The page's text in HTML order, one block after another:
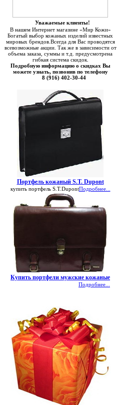
Уважаемые клиенты!
В нашем Интернет магазине «Мир Кожи»
Богатый выбор кожаных изделий известных
мировых брендов.Всегда для Вас проводятся
всевозможные акции. Так же в зависимости от
объема заказа, суммы и т.д. предусмотрена
гибкая система скидок.
Подробную информацию о скидках Вы
можете узнать, позвонив по телефону
8 (916) 402-30-44
Портфель кожаный S.T. Dupont
купить портфель S.T.DupontПодробнее...
Купить портфели мужские кожаные
Подробнее...